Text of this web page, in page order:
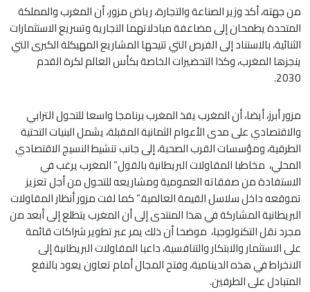
من جهته، أكد وزير الصناعة والتجارة، رياض مزور، أن المغرب والمملكة
المتحدة يطمحان إلى مضاعفة مبادلاتهما التجارية وتسريع الاستثمارات
الثنائية، بالاستناد إلى الفرص التي تتيحها المشاريع المهيكلة الكبرى التي
ينجزها المغرب، وكذا التحضيرات الخاصة بكأس العالم لكرة القدم
2030.
مزور أبرز، أيضا، أن المغرب يفذ المغرب برنامجا واسعا للتحول الترابي
والاقتصادي على مدى الأعوام الثمانية المقبلة، يشمل البنيات التحتية
الطرقية، ومؤسسات القرب الصحية، إلى جانب تنشيط النسيج الاقتصادي
المحلي، مخاطبا المقاولات البريطانية بالقول” المغرب يرغب في
الاستفادة من صفقاته العمومية ومشاريعه للتحول من أجل تعزيز
تموقعه داخل سلاسل القيمة العالمية.” كما لفت مزور أنظار المقاولات
البريطانية المشاركة في هذا المنتدى إلى أن المغرب يتطلع إلى أبعد من
مجرد نقل التكنولوجيا، موضحا أن ذلك يمر عبر تطوير شراكات قائمة
على الاستثمار والابتكار والتنافسية، داعيا المقاولات البريطانية إلى
الانخراط في هذه الدينامية، وفتح المجال أمام تعاون يعود بالنفع
المتبادل على الطرفين.